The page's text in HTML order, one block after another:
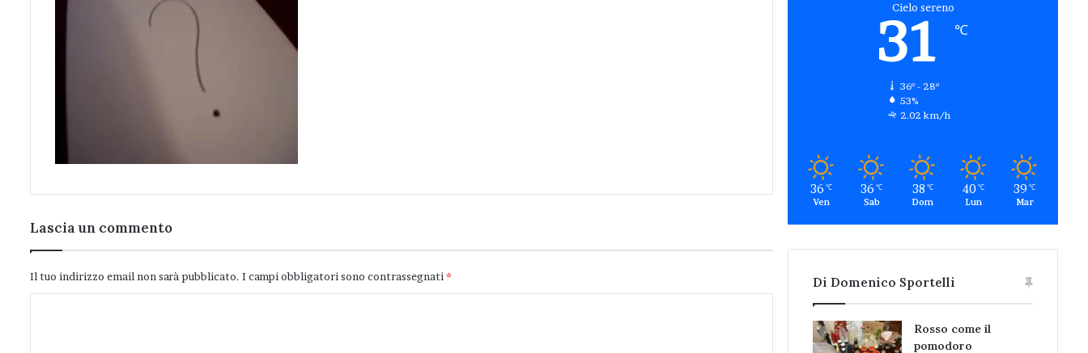
Lascia un commento
Il tuo indirizzo email non sarà pubblicato. I campi obbligatori sono contrassegnati *
Cielo sereno
31 ℃
36º - 28º
53%
2.02 km/h
36 ℃
Ven
36 ℃
Sab
38 ℃
Dom
40 ℃
Lun
39 ℃
Mar
Di Domenico Sportelli
Rosso come il
pomodoro